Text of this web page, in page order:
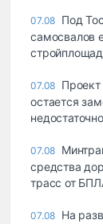
07.08 Под
самосвалов
07.08
остается
07.08
средства
трасс от
07.08 На